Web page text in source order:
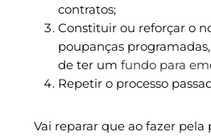
contratos;
Constituir ou reforçar o
poupanças
de ter um fundo para
Repetir o processo
Vai reparar que ao fazer pela